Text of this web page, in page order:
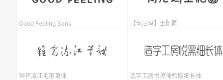
Good Feeling Sans 【何尼玛】土肥圆
钟齐流江毛笔草体 造字工房悦黑体验版细长体